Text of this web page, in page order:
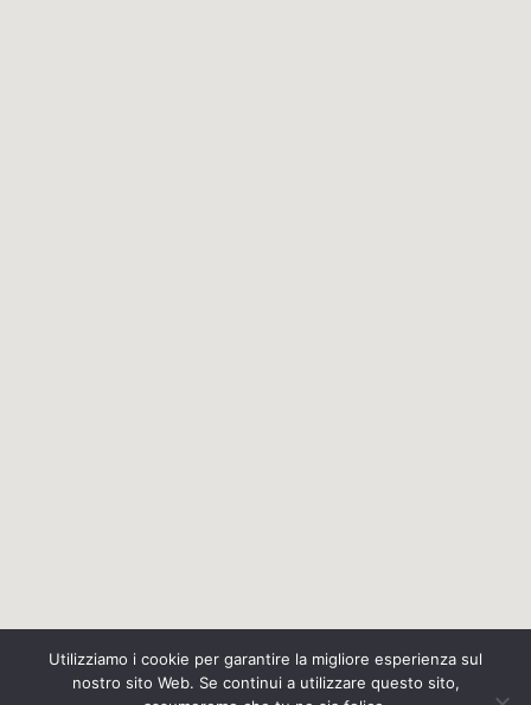
Utilizziamo i cookie per garantire la migliore esperienza sul
nostro sito Web. Se continui a utilizzare questo sito,